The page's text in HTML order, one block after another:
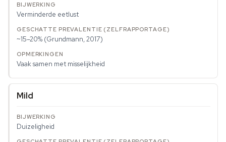
Verminderde eetlust
~15–20% (Grundmann, 2017)
Vaak samen met misselijkheid
Mild
Duizeligheid